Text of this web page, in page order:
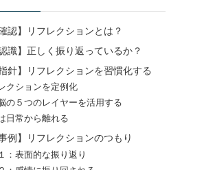
認】リフレクションとは？
識】正しく振り返っているか？
針】リフレクションを習慣化する
クションを定例化
の５つのレイヤーを活用する
日常から離れる
例】リフレクションのつもり
：表面的な振り返り